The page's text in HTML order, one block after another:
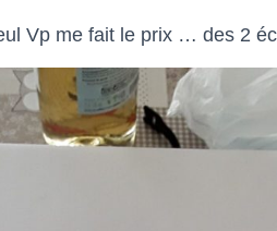
Vp me fait le prix … des 2